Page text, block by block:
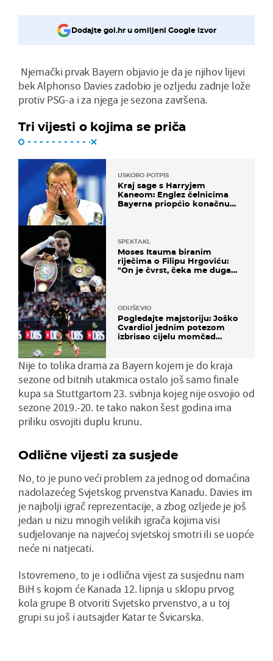
Dodajte gol.hr u omiljeni Google izvor
Njemački prvak Bayern objavio je da je njihov lijevi
bek Alphonso Davies zadobio je ozljedu zadnje lože
protiv PSG-a i za njega je sezona završena.
Tri vijesti o kojima se priča
USKORO POTPIS
Kraj sage s Harryjem
Kaneom: Englez čelnicima
Bayerna priopćio konačnu
SPEKTAKL
Moses Itauma biranim
riječima o Filipu Hrgoviću:
"On je čvrst, čeka me duga
ODUŠEVIO
Pogledajte majstoriju: Joško
Gvardiol jednim potezom
izbrisao cijelu momčad
Nije to tolika drama za Bayern kojem je do kraja
sezone od bitnih utakmica ostalo još samo finale
kupa sa Stuttgartom 23. svibnja kojeg nije osvojio od
sezone 2019.-20. te tako nakon šest godina ima
priliku osvojiti duplu krunu.
Odlične vijesti za susjede
No, to je puno veći problem za jednog od domaćina
nadolazećeg Svjetskog prvenstva Kanadu. Davies im
je najbolji igrač reprezentacije, a zbog ozljede je još
jedan u nizu mnogih velikih igrača kojima visi
sudjelovanje na najvećoj svjetskoj smotri ili se uopće
neće ni natjecati.
Istovremeno, to je i odlična vijest za susjednu nam
BiH s kojom će Kanada 12. lipnja u sklopu prvog
kola grupe B otvoriti Svjetsko prvenstvo, a u toj
grupi su još i autsajder Katar te Švicarska.